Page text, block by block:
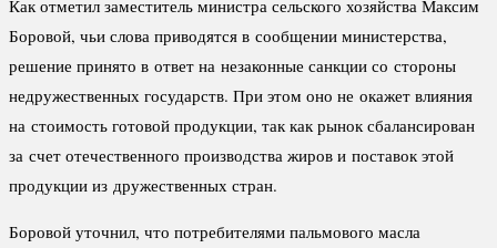
Как отметил заместитель министра сельского хозяйства Максим
Боровой, чьи слова приводятся в сообщении министерства,
решение принято в ответ на незаконные санкции со стороны
недружественных государств. При этом оно не окажет влияния
на стоимость готовой продукции, так как рынок сбалансирован
за счет отечественного производства жиров и поставок этой
продукции из дружественных стран.
Боровой уточнил, что потребителями пальмового масла